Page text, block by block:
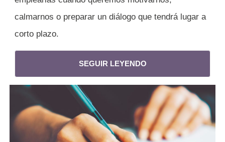
calmarnos o preparar un diálogo que tendrá lugar a
corto plazo.
SEGUIR LEYENDO